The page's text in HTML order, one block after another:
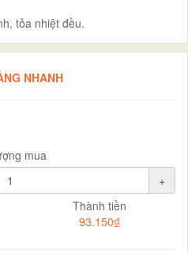
tỏa nhiệt đều.
NHANH
mua
+
Thành tiền
93.150₫